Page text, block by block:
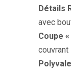
Détails
avec
Coupe
couvrant